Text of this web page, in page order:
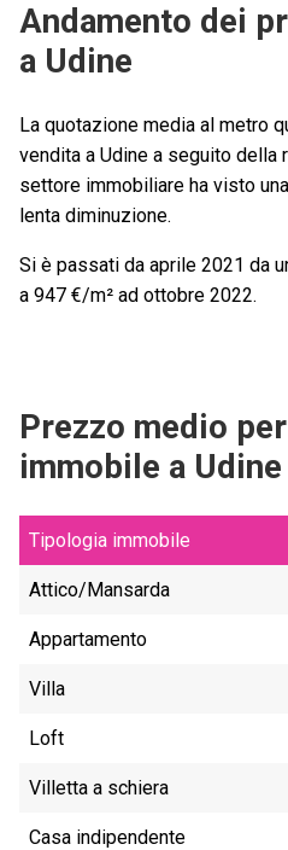
Andamento dei
a Udine
La quotazione media al metro
vendita a Udine a seguito della
settore immobiliare ha visto
lenta diminuzione.
Si è passati da aprile 2021 da
a 947 €/m² ad ottobre 2022.
Prezzo medio
immobile a Udine
Tipologia immobile
Attico/Mansarda
Appartamento
Villa
Loft
Villetta a schiera
Casa indipendente